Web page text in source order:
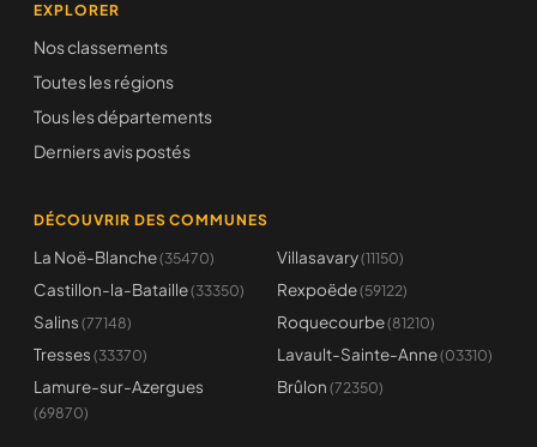
EXPLORER
Nos classements
Toutes les régions
Tous les départements
Derniers avis postés
DÉCOUVRIR DES COMMUNES
La Noë-Blanche(35470) Villasavary(11150)
Castillon-la-Bataille(33350) Rexpoëde(59122)
Salins (77148) Roquecourbe(81210)
Tresses (33370) Lavault-Sainte-Anne(03310)
Lamure-sur-Azergues
(69870)
Brûlon (72350)